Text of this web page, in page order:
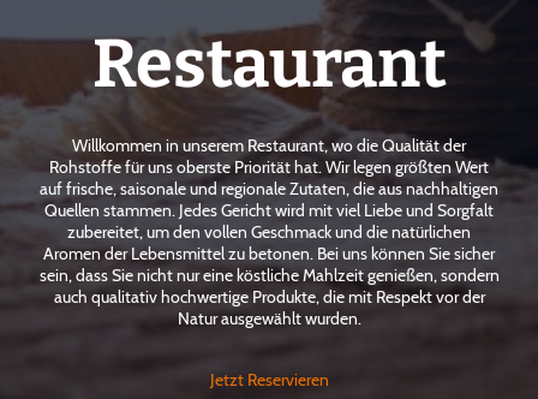
Restaurant
Willkommen in unserem Restaurant, wo die Qualität der
Rohstoffe für uns oberste Priorität hat. Wir legen größten Wert
auf frische, saisonale und regionale Zutaten, die aus nachhaltigen
Quellen stammen. Jedes Gericht wird mit viel Liebe und Sorgfalt
zubereitet, um den vollen Geschmack und die natürlichen
Aromen der Lebensmittel zu betonen. Bei uns können Sie sicher
sein, dass Sie nicht nur eine köstliche Mahlzeit genießen, sondern
auch qualitativ hochwertige Produkte, die mit Respekt vor der
Natur ausgewählt wurden.
Jetzt Reservieren